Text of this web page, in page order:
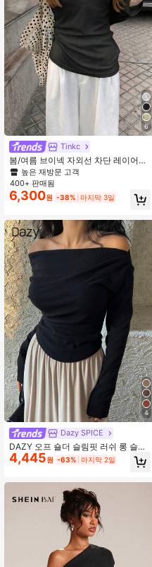
6
Tinkc
봄/여름 브이넥 자외선 차단 레이어링
다용도 긴팔 티셔츠 여성용 탑 블랙
높은 재방문 고객
400+ 판매됨
6,300원 -38% 마지막 3일
4
Dazy SPICE
DAZY 오프 숄더 슬림핏 러쉬 롱 슬리
브 티셔츠, 가을 여성 의류
4,445원 -63% 마지막 2일